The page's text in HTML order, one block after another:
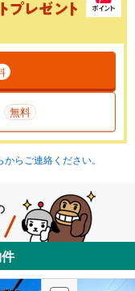
無料
らご連絡ください。